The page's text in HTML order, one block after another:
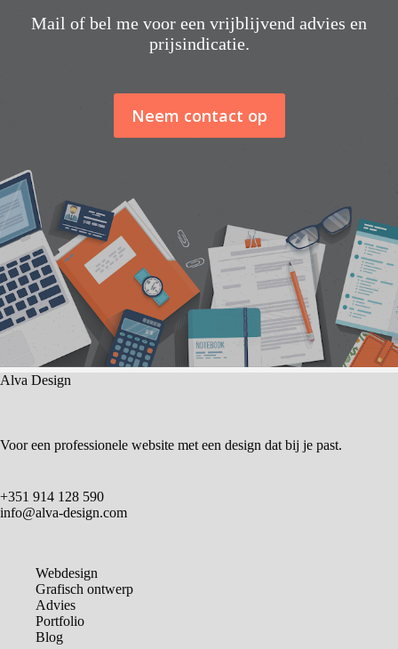
Mail of bel me voor een vrijblijvend advies en
prijsindicatie.
Neem contact op
Alva Design
Voor een professionele website met een design dat bij je past.
+351 914 128 590
info@alva-design.com
Webdesign
Grafisch ontwerp
Advies
Portfolio
Blog